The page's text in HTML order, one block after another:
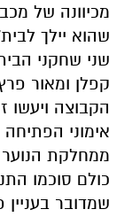
מכיוונה של
שהוא יילך
שני שחקני
קפלן ומאור
הקבוצה
אימוני הפתיחה
ממחלקת
כולם סוכמו
שמדובר